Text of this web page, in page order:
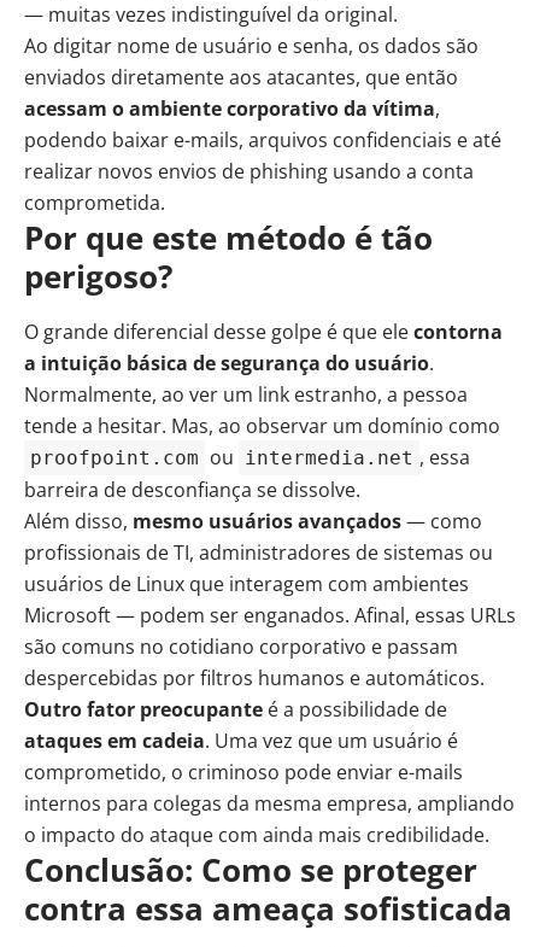
— muitas vezes indistinguível da original.
Ao digitar nome de usuário e senha, os dados são
enviados diretamente aos atacantes, que então
acessam o ambiente corporativo da vítima,
podendo baixar e-mails, arquivos confidenciais e até
realizar novos envios de phishing usando a conta
comprometida.
Por que este método é tão
perigoso?
O grande diferencial desse golpe é que elecontorna
a intuição básica de segurança do usuário.
Normalmente, ao ver um link estranho, a pessoa
tende a hesitar. Mas, ao observar um domínio como
proofpoint.com ou intermedia.net , essa
barreira de desconfiança se dissolve.
Além disso, mesmo usuários avançados— como
profissionais de TI, administradores de sistemas ou
usuários de Linux que interagem com ambientes
Microsoft — podem ser enganados. Afinal, essas URLs
são comuns no cotidiano corporativo e passam
despercebidas por filtros humanos e automáticos.
Outro fator preocupante é a possibilidade de
ataques em cadeia. Uma vez que um usuário é
comprometido, o criminoso pode enviar e-mails
internos para colegas da mesma empresa, ampliando
o impacto do ataque com ainda mais credibilidade.
Conclusão: Como se proteger
contra essa ameaça sofisticada